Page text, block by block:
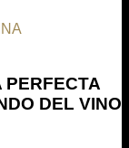
PERFECTA
DEL VINO